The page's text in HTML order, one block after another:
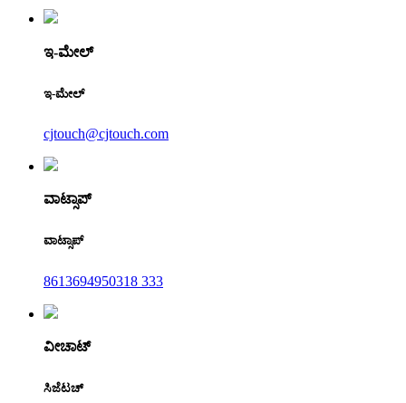
ಇ-ಮೇಲ್
ಇ-ಮೇಲ್
cjtouch@cjtouch.com
ವಾಟ್ಸಾಪ್
ವಾಟ್ಸಾಪ್
8613694950318 333
ವೀಚಾಟ್
ಸಿಜೆಟಚ್